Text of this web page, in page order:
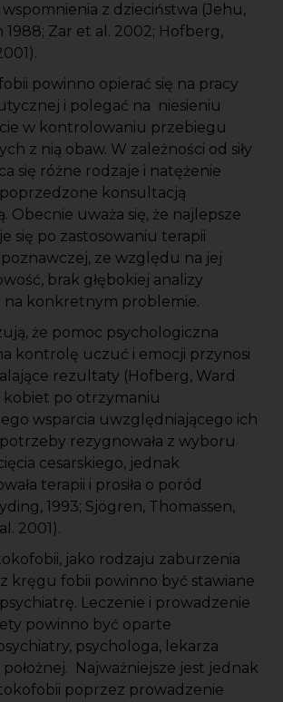
z dzieciństwa (Jehu,
1988; Zar et al. 2002; Hofberg,
powinno opierać się na pracy
i polegać na niesieniu
w kontrolowaniu przebiegu
z nią obaw. W zależności od siły
się różne rodzaje i natężenie
konsultacją
Obecnie uważa się, że najlepsze
się po zastosowaniu terapii
ze względu na jej
brak głębokiej analizy
na konkretnym problemie.
że pomoc psychologiczna
kontrolę uczuć i emocji przynosi
rezultaty (Hofberg, Ward
kobiet po otrzymaniu
wsparcia uwzględniającego ich
rezygnowała z wyboru
cesarskiego, jednak
terapii i prosiła o poród
1993; Sjögren, Thomassen,
2001).
jako rodzaju zaburzenia
kręgu fobii powinno być stawiane
Leczenie i prowadzenie
powinno być oparte
psychologa, lekarza
położnej. Najważniejsze jest jednak
poprzez prowadzenie